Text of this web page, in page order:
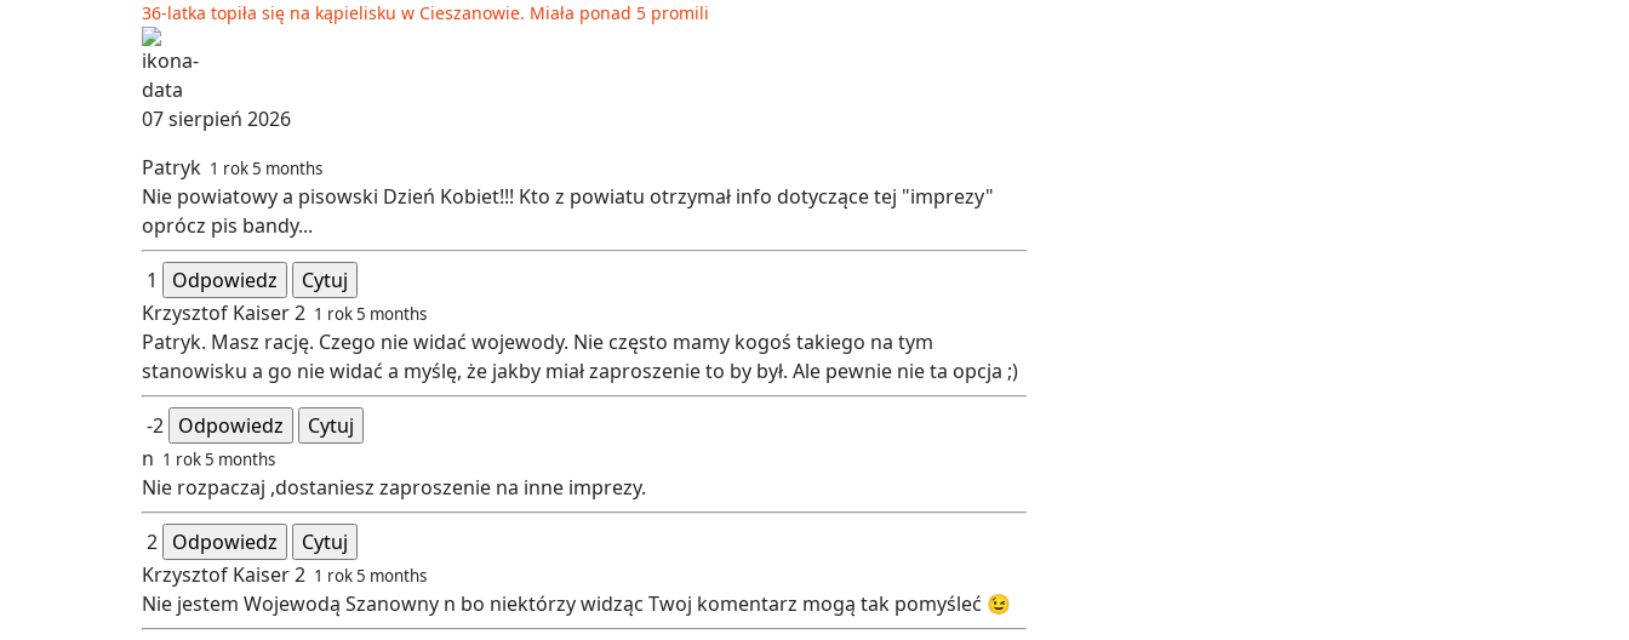
36-latka topiła się na kąpielisku w Cieszanowie. Miała ponad 5 promili
07 sierpień 2026
Patryk 1 rok 5 months
Nie powiatowy a pisowski Dzień Kobiet!!! Kto z powiatu otrzymał info dotyczące tej "imprezy"
oprócz pis bandy...
1 Odpowiedz
Cytuj
Krzysztof Kaiser 2 1 rok 5 months
Patryk. Masz rację. Czego nie widać wojewody. Nie często mamy kogoś takiego na tym
stanowisku a go nie widać a myślę, że jakby miał zaproszenie to by był. Ale pewnie nie ta opcja ;)
-2 Odpowiedz
Cytuj
n 1 rok 5 months
Nie rozpaczaj ,dostaniesz zaproszenie na inne imprezy.
2 Odpowiedz
Cytuj
Krzysztof Kaiser 2 1 rok 5 months
Nie jestem Wojewodą Szanowny n bo niektórzy widząc Twoj komentarz mogą tak pomyśleć 😉